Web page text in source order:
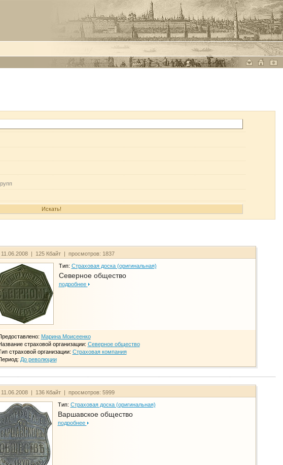
11.06.2008 | 125 Кбайт | просмотров: 1837
Тип: Страховая доска (оригинальная)
Северное общество
подробнее
Марина Моисеенко
страховой организации: Северное общество
страховой организации: Страховая компания
До революции
11.06.2008 | 136 Кбайт | просмотров: 5999
Тип: Страховая доска (оригинальная)
Варшавское общество
подробнее